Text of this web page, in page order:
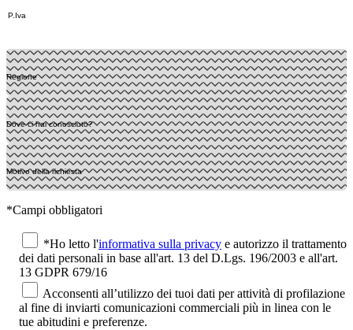
*Campi obbligatori
*Ho letto l'informativa sulla privacy e autorizzo il trattamento
dei dati personali in base all'art. 13 del D.Lgs. 196/2003 e all'art.
13 GDPR 679/16
Acconsenti all’utilizzo dei tuoi dati per attività di profilazione
al fine di inviarti comunicazioni commerciali più in linea con le
tue abitudini e preferenze.